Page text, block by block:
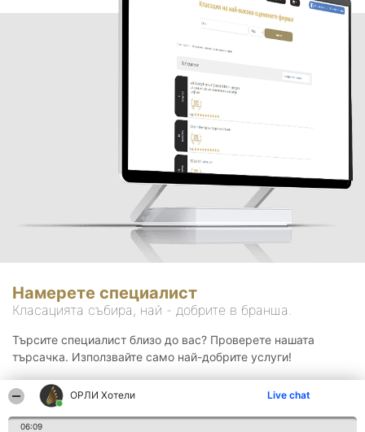
ОРЛИ Хотели Live chat
06:09
Намерете специалист
Класацията събира, най - добрите в бранша.
Търсите специалист близо до вас? Проверете нашата
търсачка. Използвайте само най-добрите услуги!